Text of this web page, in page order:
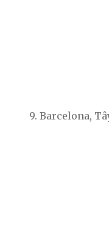
9. Barcelona,